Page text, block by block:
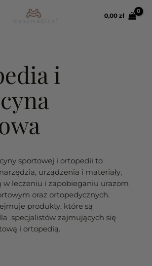
0,00 zł
i
sportowej i ortopedii to
urządzenia i materiały,
w leczeniu i zapobieganiu urazom
oraz ortopedycznych.
produkty, które są
specjalistów zajmujących się
i ortopedią.